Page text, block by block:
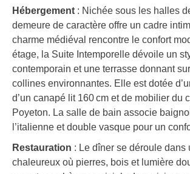
Hébergement : Nichée sous les halles
demeure de caractère offre un cadre
charme médiéval rencontre le confort
étage, la Suite Intemporelle dévoile un
contemporain et une terrasse donnant
collines environnantes. Elle est dotée
d’un canapé lit 160 cm et de mobilier du
Poyeton. La salle de bain associe
l’italienne et double vasque pour un
Restauration : Le dîner se déroule dans
chaleureux où pierres, bois et lumière